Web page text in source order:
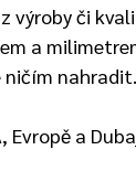
výroby či
a
ničím nahradit.
Evropě a